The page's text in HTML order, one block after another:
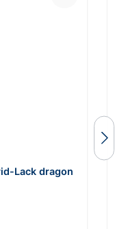
Lack dragon